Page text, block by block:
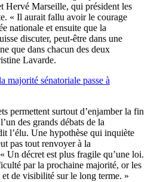
Hervé Marseille, qui président les
« Il aurait fallu avoir le courage
nationale et ensuite que la
discuter, peut-être dans une
que dans chacun des deux
Lavarde.
majorité sénatoriale passe à
permettent surtout d’enjamber la fin
des grands débats de la
l’élu. Une hypothèse qui inquiète
pas tout renvoyer à la
Un décret est plus fragile qu’une loi.
par la prochaine majorité, or les
de visibilité sur le long terme. »